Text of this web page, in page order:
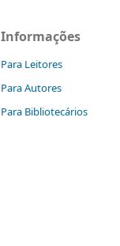
Informações
Para Leitores
Para Autores
Para Bibliotecários